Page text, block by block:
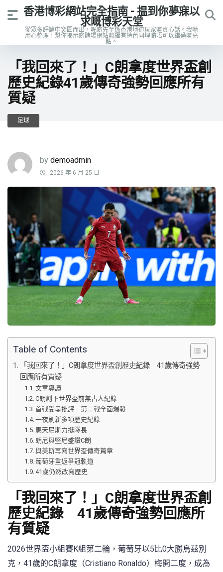
香港博彩網站完全指南 - 揾到你夢寐以
求嘅博彩天堂
從眾多評論中突圍而出，呢啲先至係香港地道玩家嘅真心話。我哋
用心整理，幫你揭示啲賭場網站嘅獨有特色同埋啲唔可以錯過嘅亮
點。
「我回來了！」C朗拿度世界盃創
歷史紀錄41歲傳奇強勢回應所有
質疑
足球
by demoadmin
2026 年 6 月 25 日
Table of Contents
「我回來了！」C朗拿度世界盃創歷史紀錄 41歲傳奇強勢
回應所有質疑
文章導讀
C朗創下世界盃前無古人紀錄
首戰受盡批評 第二戰全面爆發
一夜刷新多項歷史紀錄
馬天尼斯力挺隊長
朗尼與堅尼盛讚C朗
與美斯再寫世界盃傳奇篇章
葡萄牙重返爭冠軌道
41歲仍然改寫歷史
「我回來了！」C朗拿度世界盃創
歷史紀錄 41歲傳奇強勢回應所
有質疑
2026世界盃小組賽K組第二輪，葡萄牙以5比0大勝烏茲別
克，41歲的C朗拿度（Cristiano Ronaldo）梅開二度，成為